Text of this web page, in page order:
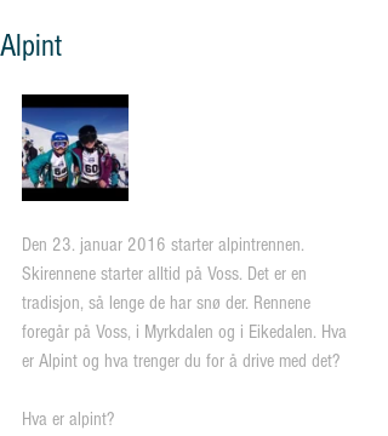
Alpint
Den 23. januar 2016 starter alpintrennen.
Skirennene starter alltid på Voss. Det er en
tradisjon, så lenge de har snø der. Rennene
foregår på Voss, i Myrkdalen og i Eikedalen. Hva
er Alpint og hva trenger du for å drive med det?
Hva er alpint?